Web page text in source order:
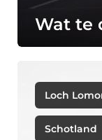
Wat te
Loch
Schotland